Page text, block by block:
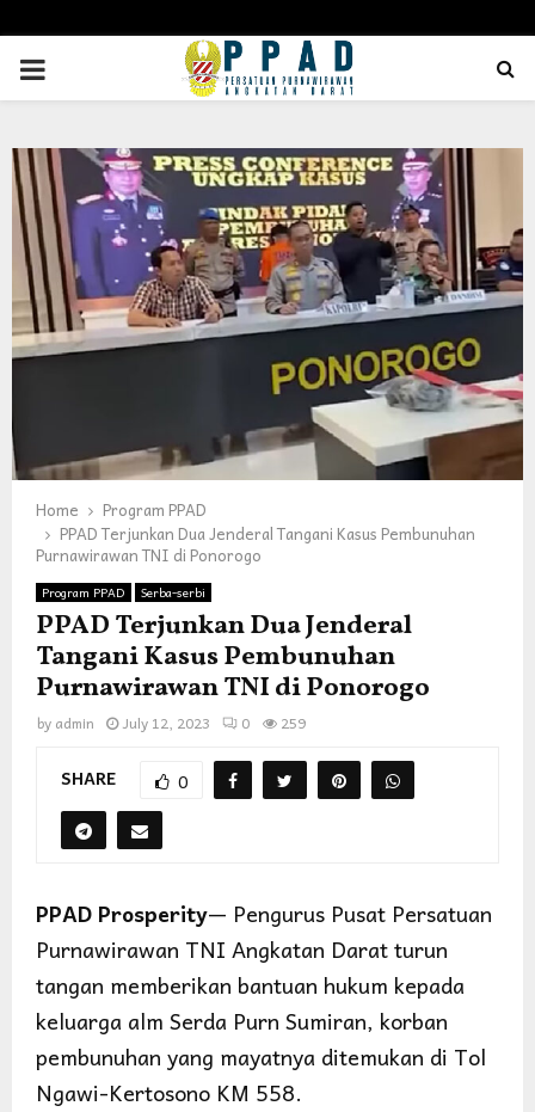
PRIMARY
Home
Program PPAD
PPAD Terjunkan Dua Jenderal Tangani Kasus Pembunuhan
Purnawirawan TNI di Ponorogo
Program PPAD Serba-serbi
PPAD Terjunkan Dua Jenderal
Tangani Kasus Pembunuhan
Purnawirawan TNI di Ponorogo
by admin July 12, 2023 0 259
SHARE 0
PPAD Prosperity— Pengurus Pusat Persatuan
Purnawirawan TNI Angkatan Darat turun
tangan memberikan bantuan hukum kepada
keluarga alm Serda Purn Sumiran, korban
pembunuhan yang mayatnya ditemukan di Tol
Ngawi-Kertosono KM 558.